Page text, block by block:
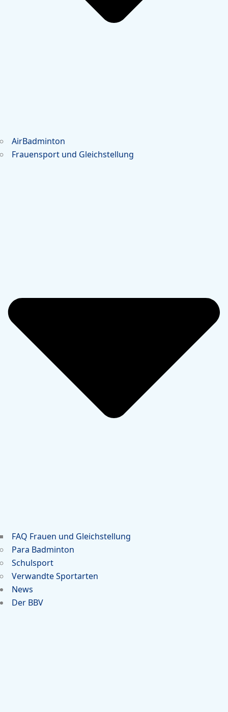
AirBadminton
Frauensport und Gleichstellung
FAQ Frauen und Gleichstellung
Para Badminton
Schulsport
Verwandte Sportarten
News
Der BBV